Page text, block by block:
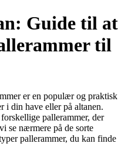
Guide til at
til
er en populær og praktisk
i din have eller på altanen.
pallerammer, der
se nærmere på de sorte
pallerammer, du kan finde